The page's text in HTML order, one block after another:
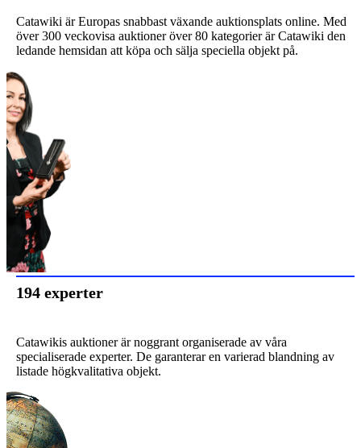
Catawiki är Europas snabbast växande auktionsplats online. Med
över 300 veckovisa auktioner över 80 kategorier är Catawiki den
ledande hemsidan att köpa och sälja speciella objekt på.
194 experter
Catawikis auktioner är noggrant organiserade av våra
specialiserade experter. De garanterar en varierad blandning av
listade högkvalitativa objekt.